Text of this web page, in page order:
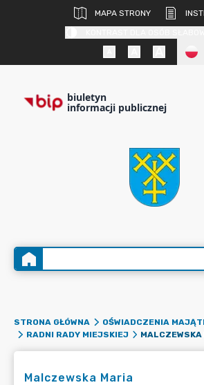
MAPA STRONY
biuletyn
informacji publicznej
STRONA GŁÓWNA OŚWIADCZENIA
RADNI RADY MIEJSKIEJ
MALCZEWSKA
Malczewska Maria